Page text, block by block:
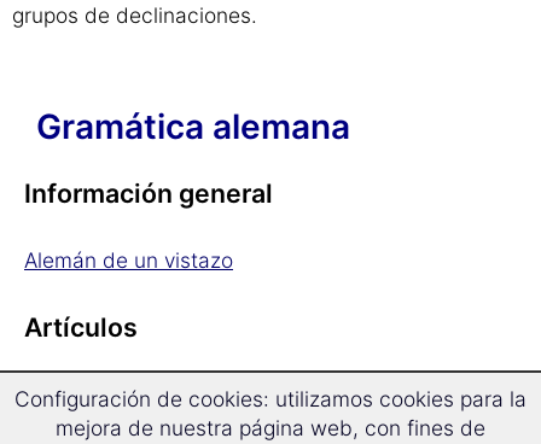
grupos de declinaciones.
Gramática alemana
Información general
Alemán de un vistazo
Artículos
El artículo
Artículo determinado
Configuración de cookies: utilizamos cookies para la
mejora de nuestra página web, con fines de